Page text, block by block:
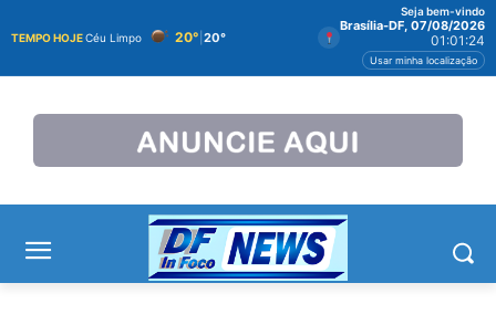
TEMPO HOJECéu Limpo 20° 20°
Seja bem-vindo
Brasília-DF, 07/08/2026
01:01:24
Usar minha localização